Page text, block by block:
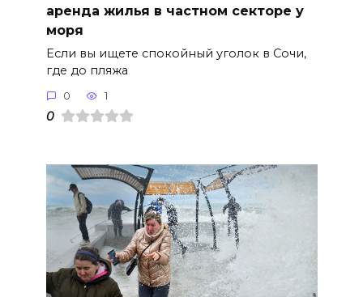
аренда жилья в частном секторе у
моря
Если вы ищете спокойный уголок в Сочи,
где до пляжа
0 1
0